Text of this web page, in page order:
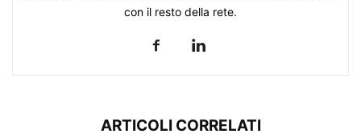
con il resto della rete.
ARTICOLI CORRELATI